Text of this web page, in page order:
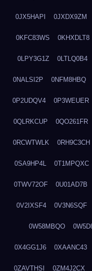
0JX5HAPI 0JXDX9ZM
0KFC83WS 0KHXDLT8
0LPY3G1Z 0LTLQ0B4
0NALSI2P 0NFM8HBQ
0P2UDQV4 0P3WEUER
0QLRKCUP 0QO261FR
0RCWTWLK 0RH9C3CH
0SA9HP4L 0T1MPQXC
0TWV72OF 0U01AD7B
0V2IXSF4 0V3N6SQF
0W58MBQO
0X4GG1J6 0XAANC43
0ZAVTHSI 0ZM4J2CX